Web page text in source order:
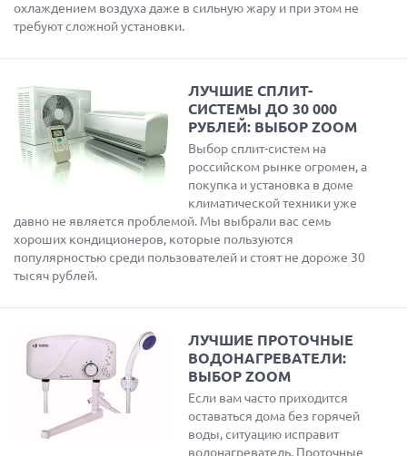
охлаждением воздуха даже в сильную жару и при этом не
требуют сложной установки.
ЛУЧШИЕ СПЛИТ-
СИСТЕМЫ ДО 30 000
РУБЛЕЙ: ВЫБОР ZOOM
Выбор сплит-систем на
российском рынке огромен, а
покупка и установка в доме
климатической техники уже
давно не является проблемой. Мы выбрали вас семь
хороших кондиционеров, которые пользуются
популярностью среди пользователей и стоят не дороже 30
тысяч рублей.
ЛУЧШИЕ ПРОТОЧНЫЕ
ВОДОНАГРЕВАТЕЛИ:
ВЫБОР ZOOM
Если вам часто приходится
оставаться дома без горячей
воды, ситуацию исправит
водонагреватель. Проточные